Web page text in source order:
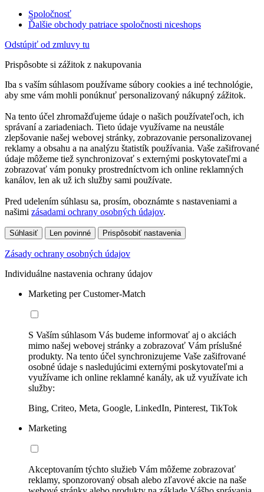
Spoločnosť
Ďalšie obchody patriace spoločnosti niceshops
Odstúpiť od zmluvy tu
Prispôsobte si zážitok z nakupovania
Iba s vaším súhlasom používame súbory cookies a iné technológie,
aby sme vám mohli ponúknuť personalizovaný nákupný zážitok.
Na tento účel zhromažďujeme údaje o našich používateľoch, ich
správaní a zariadeniach. Tieto údaje využívame na neustále
zlepšovanie našej webovej stránky, zobrazovanie personalizovanej
reklamy a obsahu a na analýzu štatistík používania. Vaše zašifrované
údaje môžeme tiež synchronizovať s externými poskytovateľmi a
zobrazovať vám ponuky prostredníctvom ich online reklamných
kanálov, len ak už ich služby sami používate.
Pred udelením súhlasu sa, prosím, oboznámte s nastaveniami a
našimi zásadami ochrany osobných údajov.
Súhlasiť Len povinné Prispôsobiť nastavenia
Zásady ochrany osobných údajov
Individuálne nastavenia ochrany údajov
Marketing per Customer-Match
S Vaším súhlasom Vás budeme informovať aj o akciách
mimo našej webovej stránky a zobrazovať Vám príslušné
produkty. Na tento účel synchronizujeme Vaše zašifrované
osobné údaje s nasledujúcimi externými poskytovateľmi a
využívame ich online reklamné kanály, ak už využívate ich
služby:
Bing, Criteo, Meta, Google, LinkedIn, Pinterest, TikTok
Marketing
Akceptovaním týchto služieb Vám môžeme zobrazovať
reklamy, sponzorovaný obsah alebo zľavové akcie na naše